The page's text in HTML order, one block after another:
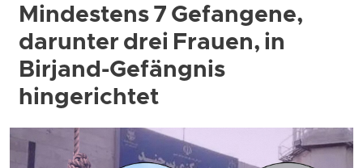
Mindestens 7 Gefangene,
darunter drei Frauen, in
Birjand-Gefängnis
hingerichtet